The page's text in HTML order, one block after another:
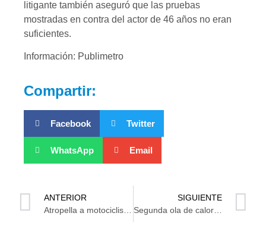
litigante también aseguró que las pruebas
mostradas en contra del actor de 46 años no eran
suficientes.
Información: Publimetro
Compartir:
Facebook Twitter
WhatsApp Email
ANTERIOR
SIGUIENTE
Segunda ola de calor estará acompañada de lluvias en Tabasco